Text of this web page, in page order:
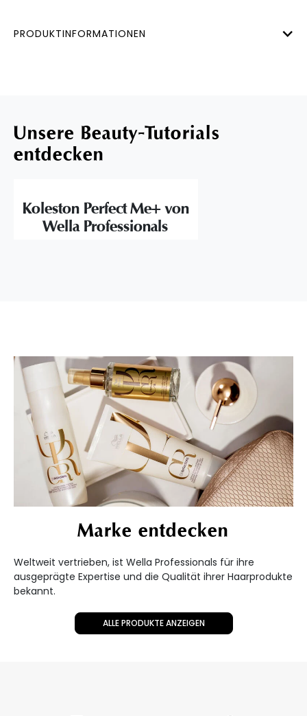
PRODUKTINFORMATIONEN
Unsere Beauty-Tutorials
entdecken
Koleston Perfect Me+ von
Wella Professionals
Marke entdecken
Weltweit vertrieben, ist Wella Professionals für ihre
ausgeprägte Expertise und die Qualität ihrer Haarprodukte
bekannt.
ALLE PRODUKTE ANZEIGEN